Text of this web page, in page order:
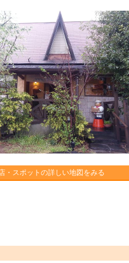
・スポットの詳しい地図をみる